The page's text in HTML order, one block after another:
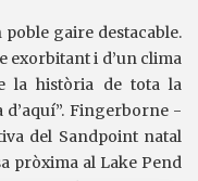
gaire destacable.
exorbitant i d’un clima
la història de tota la
Fingerborne -
del Sandpoint natal
pròxima al Lake Pend